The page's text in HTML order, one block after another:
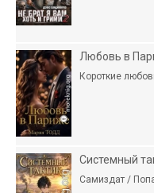
Любовь в
Короткие
Системный
Самиздат /